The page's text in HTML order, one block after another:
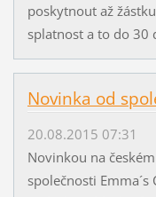
poskytnout až
splatnost a to do 30
Novinka od
20.08.2015 07:31
Novinkou na
společnosti